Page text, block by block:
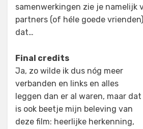
samenwerkingen zie je namelijk
partners (of héle goede
dat…
Final credits
Ja, zo wilde ik dus nóg meer
verbanden en links en alles
leggen dan er al waren, maar dat
is ook beetje mijn beleving van
deze film: heerlijke herkenning,